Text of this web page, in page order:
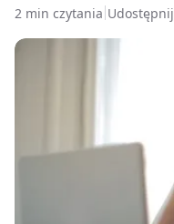
2 min czytania Udostępnij